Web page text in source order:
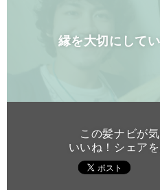
縁を大切にして
この髪ナビが
いいね！シェア